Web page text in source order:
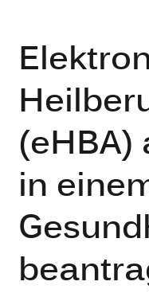
(eHBA)
in